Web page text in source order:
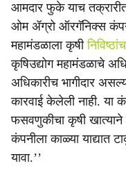
आमदार फुके याच
ओम ॲग्रो ऑरगॅनिक्स
महामंडळाला कृषी
कृषिउद्योग महामंडळाचे
अधिकारीच भागीदार
कारवाई केलेली नाही. या
फसवणुकीचा कृषी खात्याने
कंपनीला काळ्या याद्यात
यावा.’’